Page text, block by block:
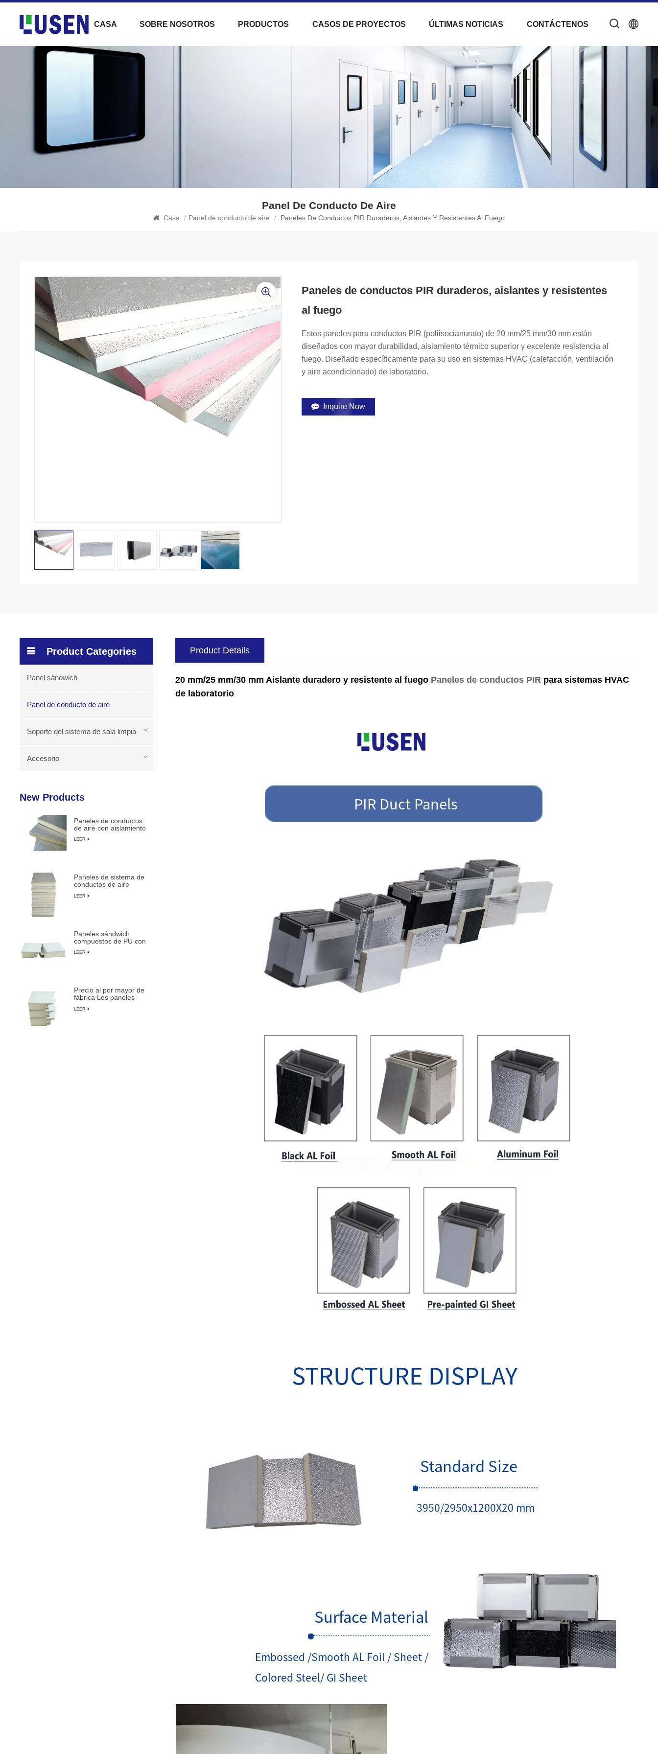
CASA SOBRE NOSOTROS PRODUCTOS CASOS DE PROYECTOS ÚLTIMAS NOTICIAS CONTÁCTENOS
Panel De Conducto De Aire
Casa / Panel de conducto de aire / Paneles De Conductos PIR Duraderos, Aislantes Y Resistentes Al Fuego
Paneles de conductos PIR duraderos, aislantes y resistentes
al fuego
Estos paneles para conductos PIR (poliisocianurato) de 20 mm/25 mm/30 mm están
diseñados con mayor durabilidad, aislamiento térmico superior y excelente resistencia al
fuego. Diseñado específicamente para su uso en sistemas HVAC (calefacción, ventilación
y aire acondicionado) de laboratorio.
Inquire Now
Product Details
20 mm/25 mm/30 mm Aislante duradero y resistente al fuego Paneles de conductos PIR para sistemas HVAC
de laboratorio
Product Categories
Panel sándwich
Panel de conducto de aire
Soporte del sistema de sala limpia
Accesorio
New Products
Paneles de conductos
de aire con aislamiento
duraderos y livianos
LEER
Paneles de sistema de
conductos de aire
de espuma de PU
LEER
Paneles sándwich
compuestos de PU con
impermeables y
LEER
Precio al por mayor de
fábrica Los paneles
más duraderos de
LEER